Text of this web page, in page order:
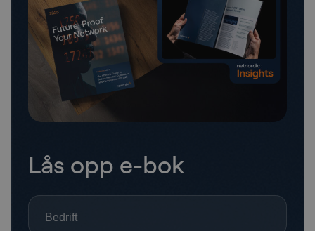
Lås opp e-bok